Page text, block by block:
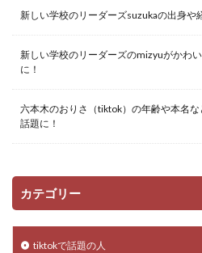
新しい学校のリーダーズsuzukaの出身や
新しい学校のリーダーズのmizyuがかわ
に！
六本木のおりさ（tiktok）の年齢や本名
話題に！
カテゴリー
tiktokで話題の人